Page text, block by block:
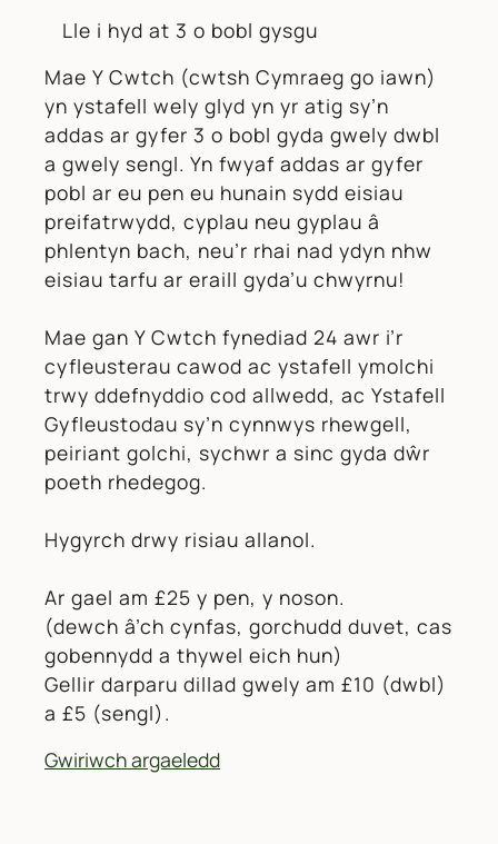
Lle i hyd at 3 o bobl gysgu
Mae Y Cwtch (cwtsh Cymraeg go iawn)
yn ystafell wely glyd yn yr atig sy’n
addas ar gyfer 3 o bobl gyda gwely dwbl
a gwely sengl. Yn fwyaf addas ar gyfer
pobl ar eu pen eu hunain sydd eisiau
preifatrwydd, cyplau neu gyplau â
phlentyn bach, neu’r rhai nad ydyn nhw
eisiau tarfu ar eraill gyda’u chwyrnu!
Mae gan Y Cwtch fynediad 24 awr i’r
cyfleusterau cawod ac ystafell ymolchi
trwy ddefnyddio cod allwedd, ac Ystafell
Gyfleustodau sy’n cynnwys rhewgell,
peiriant golchi, sychwr a sinc gyda dŵr
poeth rhedegog.
Hygyrch drwy risiau allanol.
Ar gael am £25 y pen, y noson.
(dewch â’ch cynfas, gorchudd duvet, cas
gobennydd a thywel eich hun)
Gellir darparu dillad gwely am £10 (dwbl)
a £5 (sengl).
Gwiriwch argaeledd